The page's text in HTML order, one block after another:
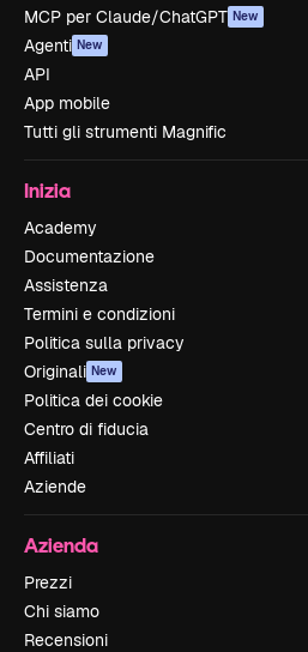
MCP per Claude/ChatGPT New
Agenti New
API
App mobile
Tutti gli strumenti Magnific
Inizia
Academy
Documentazione
Assistenza
Termini e condizioni
Politica sulla privacy
Originali New
Politica dei cookie
Centro di fiducia
Affiliati
Aziende
Azienda
Prezzi
Chi siamo
Recensioni